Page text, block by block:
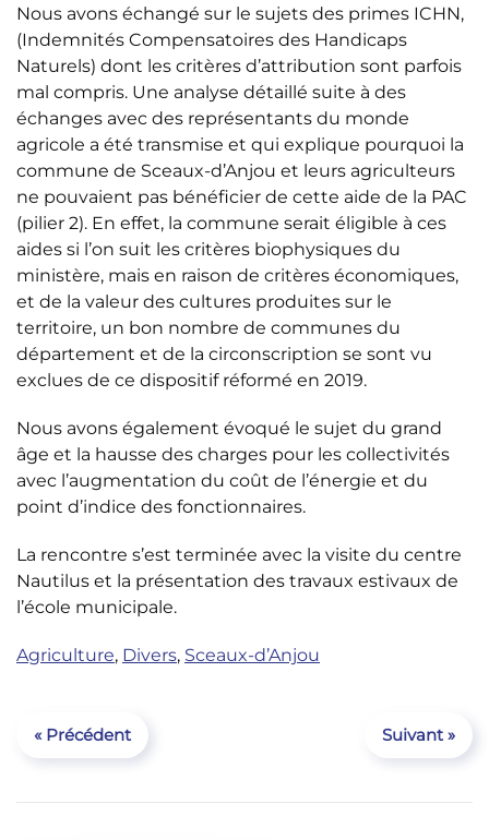
Nous avons échangé sur le sujets des primes ICHN,
(Indemnités Compensatoires des Handicaps
Naturels) dont les critères d’attribution sont parfois
mal compris. Une analyse détaillé suite à des
échanges avec des représentants du monde
agricole a été transmise et qui explique pourquoi la
commune de Sceaux-d’Anjou et leurs agriculteurs
ne pouvaient pas bénéficier de cette aide de la PAC
(pilier 2). En effet, la commune serait éligible à ces
aides si l’on suit les critères biophysiques du
ministère, mais en raison de critères économiques,
et de la valeur des cultures produites sur le
territoire, un bon nombre de communes du
département et de la circonscription se sont vu
exclues de ce dispositif réformé en 2019.
Nous avons également évoqué le sujet du grand
âge et la hausse des charges pour les collectivités
avec l’augmentation du coût de l’énergie et du
point d’indice des fonctionnaires.
La rencontre s’est terminée avec la visite du centre
Nautilus et la présentation des travaux estivaux de
l’école municipale.
Agriculture, Divers, Sceaux-d’Anjou
« Précédent Suivant »